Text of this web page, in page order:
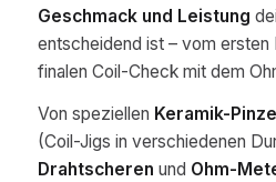
Geschmack und Leistung
entscheidend ist – vom ersten
finalen Coil-Check mit dem
Von speziellen Keramik-
(Coil-Jigs in verschiedenen
Drahtscheren und Ohm-